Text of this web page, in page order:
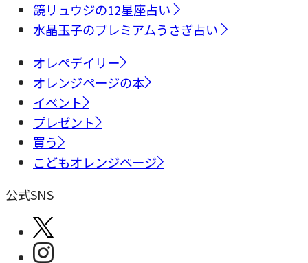
鏡リュウジの12星座占い
水晶玉子のプレミアムうさぎ占い
オレペデイリー
オレンジページの本
イベント
プレゼント
買う
こどもオレンジページ
公式SNS